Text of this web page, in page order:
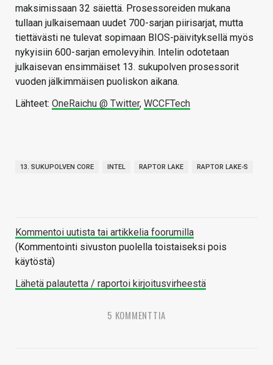
maksimissaan 32 säiettä. Prosessoreiden mukana
tullaan julkaisemaan uudet 700-sarjan piirisarjat, mutta
tiettävästi ne tulevat sopimaan BIOS-päivityksellä myös
nykyisiin 600-sarjan emolevyihin. Intelin odotetaan
julkaisevan ensimmäiset 13. sukupolven prosessorit
vuoden jälkimmäisen puoliskon aikana.
Lähteet: OneRaichu @ Twitter, WCCFTech
13. SUKUPOLVEN CORE INTEL RAPTOR LAKE RAPTOR LAKE-S
Kommentoi uutista tai artikkelia foorumilla
(Kommentointi sivuston puolella toistaiseksi pois
käytöstä)
Lähetä palautetta / raportoi kirjoitusvirheestä
5 KOMMENTTIA